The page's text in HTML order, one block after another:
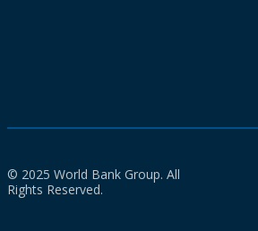
© 2025 World Bank Group. All
Rights Reserved.